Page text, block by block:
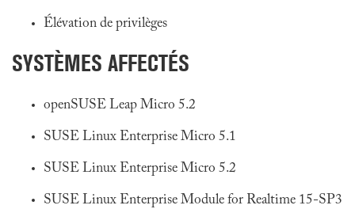
Élévation de privilèges
SYSTÈMES AFFECTÉS
openSUSE Leap Micro 5.2
SUSE Linux Enterprise Micro 5.1
SUSE Linux Enterprise Micro 5.2
SUSE Linux Enterprise Module for Realtime 15-SP3